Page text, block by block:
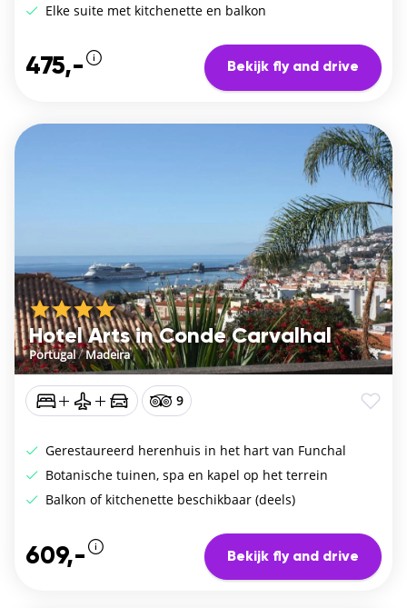
Elke suite met kitchenette en balkon
475,- Bekijk fly and drive
Hotel Arts in Conde Carvalhal
Portugal/Madeira
9
Gerestaureerd herenhuis in het hart van Funchal
Botanische tuinen, spa en kapel op het terrein
Balkon of kitchenette beschikbaar (deels)
609,- Bekijk fly and drive